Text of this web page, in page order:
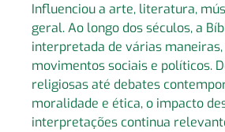
Influenciou a arte, literatura,
geral. Ao longo dos séculos, a
interpretada de várias
movimentos sociais e políticos.
religiosas até debates
moralidade e ética, o impacto
interpretações continua